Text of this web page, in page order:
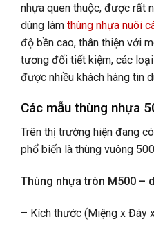
nhựa quen thuộc, được rất
dùng làm thùng nhựa nuôi
độ bền cao, thân thiện với
tương đối tiết kiệm, các
được nhiều khách hàng tin
Các mẫu thùng nhựa
Trên thị trường hiện đang
phổ biến là thùng vuông
Thùng nhựa tròn M500 –
– Kích thước (Miệng x Đáy